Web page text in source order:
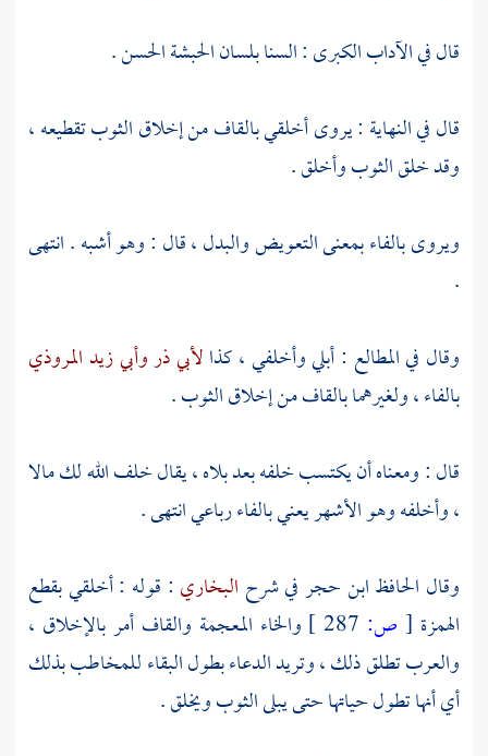
قال في الآداب الكبرى : السنا بلسانالحبشةالحسن .
قال في النهاية : يروى أخلقي بالقاف من إخلاق الثوب تقطيعه ،
وقد خلق الثوب وأخلق .
ويروى بالفاء بمعنى التعويض والبدل ، قال : وهو أشبه . انتهى
.
وقال في المطالع : أبلي وأخلفي ، كذالأبي ذروأبي زيد المروذي
بالفاء ، ولغيرهما بالقاف من إخلاق الثوب .
قال : ومعناه أن يكتسب خلفه بعد بلاه ، يقال خلف الله لك مالا
، وأخلفه وهو الأشهر يعني بالفاء رباعي انتهى .
وقال الحافظابن حجرفي شرح البخاري : قوله : أخلقي بقطع
الهمزة [ ص:
والخاء المعجمة والقاف أمر بالإخلاق ،
والعرب تطلق ذلك ، وتريد الدعاء بطول البقاء للمخاطب بذلك
أي أنها تطول حياتها حتى يبلى الثوب ويخلق .